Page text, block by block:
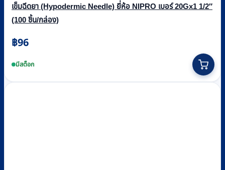
เข็มฉีดยา (Hypodermic Needle) ยี่ห้อ NIPRO เบอร์ 20Gx1 1/2″
(100 ชิ้น/กล่อง)
฿96
มีสต็อก